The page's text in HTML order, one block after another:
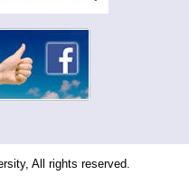
All rights reserved.